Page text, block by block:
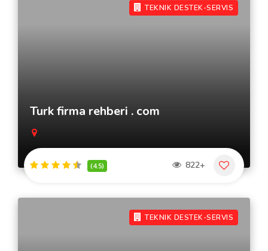
TEKNIK DESTEK-SERVIS
Turk firma rehberi . com
(4.5) 822+
TEKNIK DESTEK-SERVIS